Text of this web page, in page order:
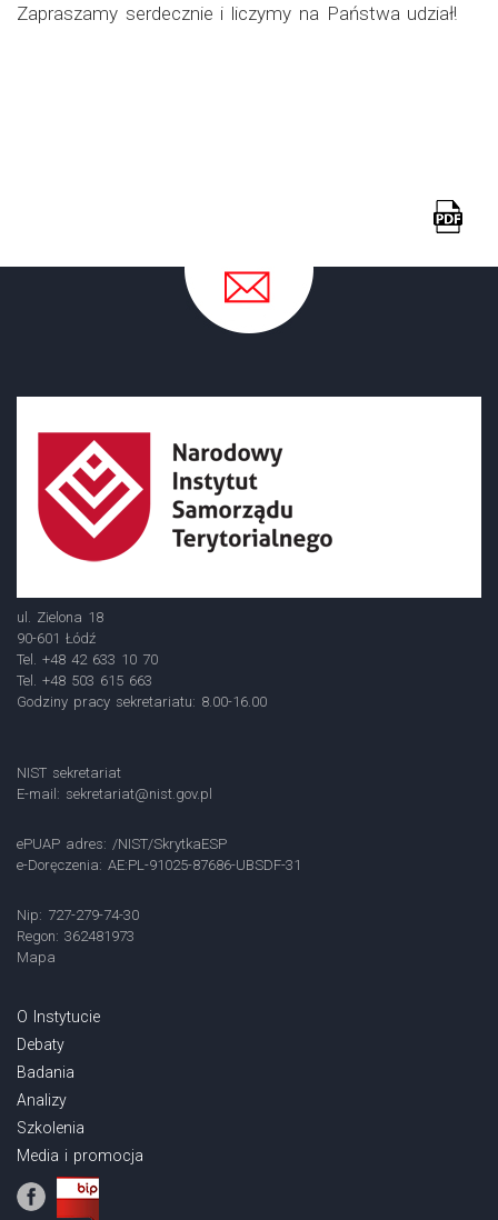
Zapraszamy serdecznie i liczymy na Państwa udział!
ul. Zielona 18
90-601 Łódź
Tel. +48 42 633 10 70
Tel. +48 503 615 663
Godziny pracy sekretariatu: 8.00-16.00
NIST sekretariat
E-mail: sekretariat@nist.gov.pl
ePUAP adres: /NIST/SkrytkaESP
e-Doręczenia: AE:PL-91025-87686-UBSDF-31
Nip: 727-279-74-30
Regon: 362481973
Mapa
O Instytucie
Debaty
Badania
Analizy
Szkolenia
Media i promocja